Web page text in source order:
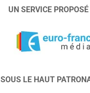
UN SERVICE
SOUS LE HAUT